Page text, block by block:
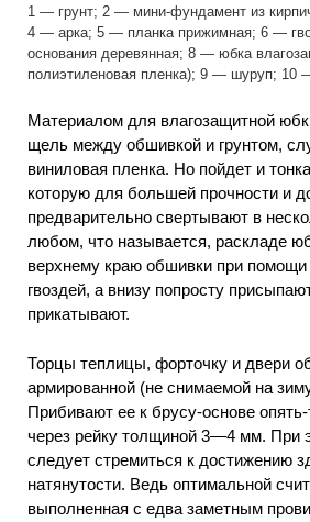
1 — грунт; 2 — мини-фундамент из
4 — арка; 5 — планка прижимная; 6 —
основания деревянная; 8 — юбка
полиэтиленовая пленка); 9 — шуруп; 10
Материалом для влагозащитной
щель между обшивкой и грунтом,
виниловая пленка. Но пойдет и
которую для большей прочности и
предварительно свертывают в
любом, что называется, раскладе
верхнему краю обшивки при
гвоздей, а внизу попросту
прикатывают.
Торцы теплицы, форточку и двери
армированной (не снимаемой на
Прибивают ее к брусу-основе
через рейку толщиной 3—4 мм. При
следует стремиться к достижению
натянутости. Ведь оптимальной
выполненная с едва заметным